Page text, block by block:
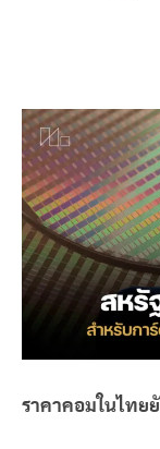
ราคาคอมในไทย